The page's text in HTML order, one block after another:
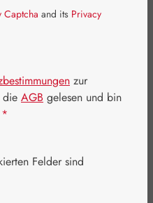
Captcha and its Privacy
zur
die AGB gelesen und bin
*
Felder sind